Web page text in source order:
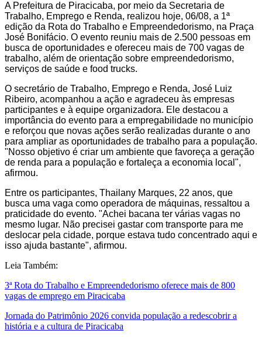
A Prefeitura de Piracicaba, por meio da Secretaria de
Trabalho, Emprego e Renda, realizou hoje, 06/08, a 1ª
edição da Rota do Trabalho e Empreendedorismo, na Praça
José Bonifácio. O evento reuniu mais de 2.500 pessoas em
busca de oportunidades e ofereceu mais de 700 vagas de
trabalho, além de orientação sobre empreendedorismo,
serviços de saúde e food trucks.
O secretário de Trabalho, Emprego e Renda, José Luiz
Ribeiro, acompanhou a ação e agradeceu às empresas
participantes e à equipe organizadora. Ele destacou a
importância do evento para a empregabilidade no município
e reforçou que novas ações serão realizadas durante o ano
para ampliar as oportunidades de trabalho para a população.
"Nosso objetivo é criar um ambiente que favoreça a geração
de renda para a população e fortaleça a economia local",
afirmou.
Entre os participantes, Thailany Marques, 22 anos, que
busca uma vaga como operadora de máquinas, ressaltou a
praticidade do evento. "Achei bacana ter várias vagas no
mesmo lugar. Não precisei gastar com transporte para me
deslocar pela cidade, porque estava tudo concentrado aqui e
isso ajuda bastante", afirmou.
Leia Também:
3ª Rota do Trabalho e Empreendedorismo oferece mais de 800
vagas de emprego em Piracicaba
Jornada do Patrimônio 2026 convida população a redescobrir a
história e a cultura de Piracicaba